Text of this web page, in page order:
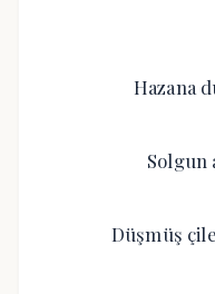
Hazana
Solgun
Düşmüş